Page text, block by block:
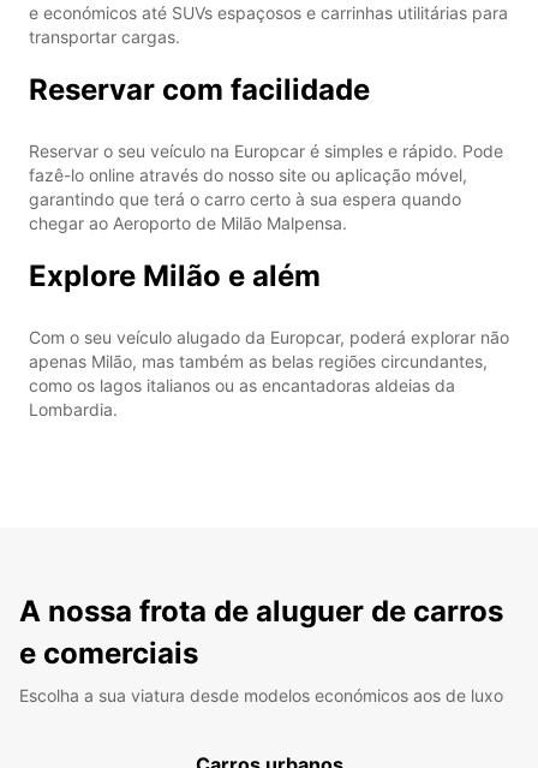
e económicos até SUVs espaçosos e carrinhas utilitárias para
transportar cargas.
Reservar com facilidade
Reservar o seu veículo na Europcar é simples e rápido. Pode
fazê-lo online através do nosso site ou aplicação móvel,
garantindo que terá o carro certo à sua espera quando
chegar ao Aeroporto de Milão Malpensa.
Explore Milão e além
Com o seu veículo alugado da Europcar, poderá explorar não
apenas Milão, mas também as belas regiões circundantes,
como os lagos italianos ou as encantadoras aldeias da
Lombardia.
A nossa frota de aluguer de carros
e comerciais
Escolha a sua viatura desde modelos económicos aos de luxo